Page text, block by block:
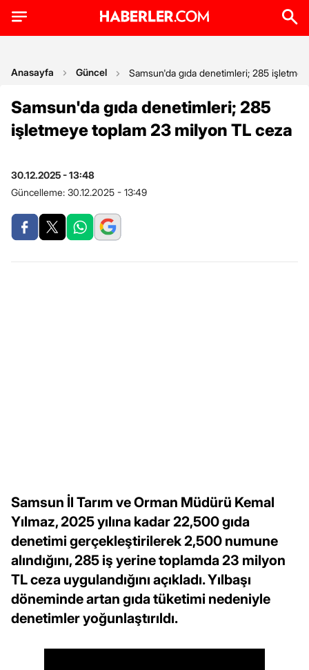
Anasayfa Güncel Samsun'da gıda denetimleri; 285
Samsun'da gıda denetimleri; 285
işletmeye toplam 23 milyon TL ceza
30.12.2025 - 13:48
Güncelleme: 30.12.2025 - 13:49
Samsun İl Tarım ve Orman Müdürü Kemal
Yılmaz, 2025 yılına kadar 22,500 gıda
denetimi gerçekleştirilerek 2,500 numune
alındığını, 285 iş yerine toplamda 23 milyon
TL ceza uygulandığını açıkladı. Yılbaşı
döneminde artan gıda tüketimi nedeniyle
denetimler yoğunlaştırıldı.